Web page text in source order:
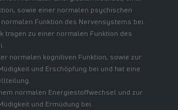
sowie einer normalen psychischen
Funktion des Nervensystems bei.
tragen zu einer normalen Funktion des
normalen kognitiven Funktion, sowie zur
und Erschöpfung bei und hat eine
normalen Energiestoffwechsel und zur
und Ermüdung bei.